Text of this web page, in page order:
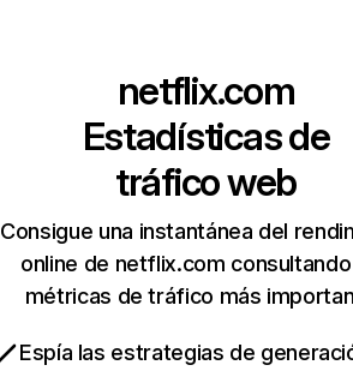
netflix.com
Estadísticas de
tráfico web
Consigue una instantánea del
online de netflix.com
métricas de tráfico más
Espía las estrategias de